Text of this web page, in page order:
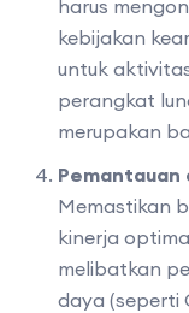
harus
kebijakan
untuk
perangkat
merupakan
Pemantauan
Memastikan
kinerja
melibatkan
daya (seperti